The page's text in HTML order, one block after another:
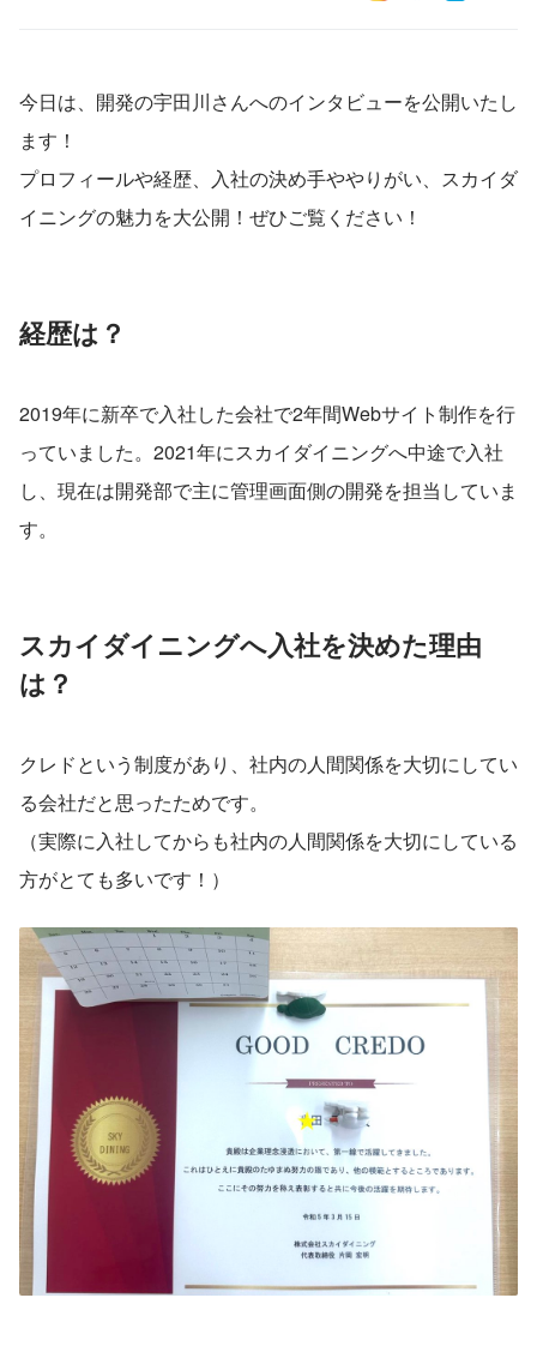
今日は、開発の宇田川さんへのインタビューを公開いたし
ます！
プロフィールや経歴、入社の決め手ややりがい、スカイダ
イニングの魅力を大公開！ぜひご覧ください！
経歴は？
2019年に新卒で入社した会社で2年間Webサイト制作を行
っていました。2021年にスカイダイニングへ中途で入社
し、現在は開発部で主に管理画面側の開発を担当していま
す。
スカイダイニングへ入社を決めた理由
は？
クレドという制度があり、社内の人間関係を大切にしてい
る会社だと思ったためです。
（実際に入社してからも社内の人間関係を大切にしている
方がとても多いです！）